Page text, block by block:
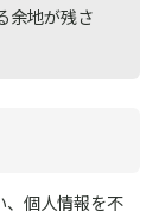
余地が残さ
、個人情報を不